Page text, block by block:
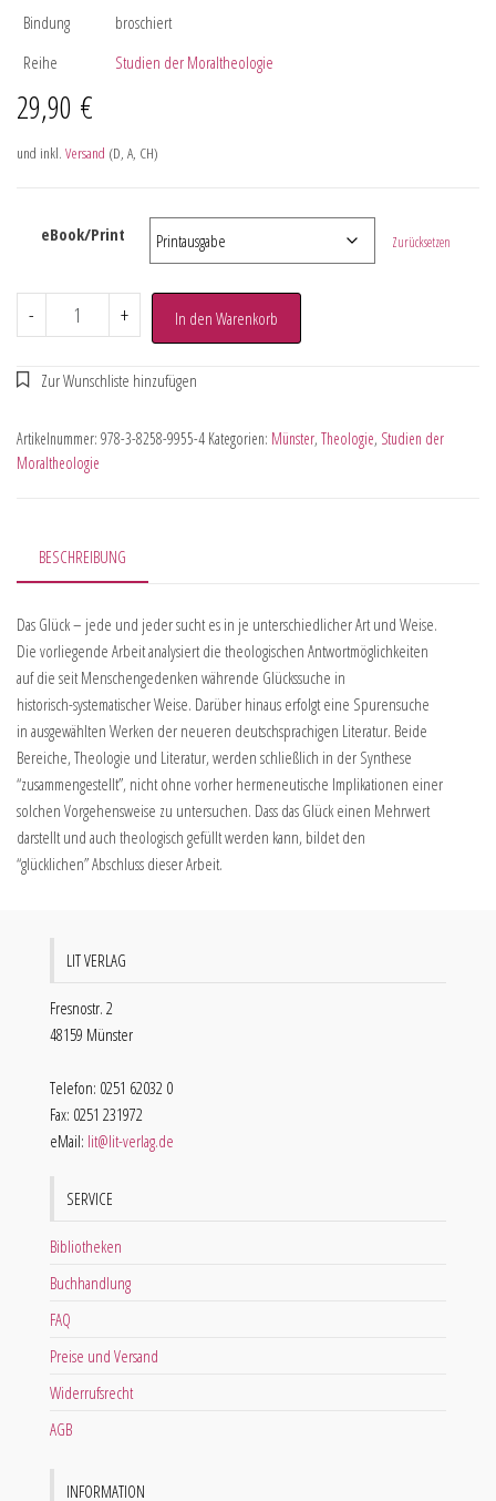
Bindung
broschiert
Reihe
Studien der Moraltheologie
29,90 €
und inkl. Versand (D, A, CH)
eBook/Print Zurücksetzen
- + In den Warenkorb
Artikelnummer: 978-3-8258-9955-4 Kategorien: Münster, Theologie, Studien der
Moraltheologie
BESCHREIBUNG
Das Glück – jede und jeder sucht es in je unterschiedlicher Art und Weise.
Die vorliegende Arbeit analysiert die theologischen Antwortmöglichkeiten
auf die seit Menschengedenken währende Glückssuche in
historisch-systematischer Weise. Darüber hinaus erfolgt eine Spurensuche
in ausgewählten Werken der neueren deutschsprachigen Literatur. Beide
Bereiche, Theologie und Literatur, werden schließlich in der Synthese
“zusammengestellt”, nicht ohne vorher hermeneutische Implikationen einer
solchen Vorgehensweise zu untersuchen. Dass das Glück einen Mehrwert
darstellt und auch theologisch gefüllt werden kann, bildet den
“glücklichen” Abschluss dieser Arbeit.
LIT VERLAG
Fresnostr. 2
48159 Münster
Telefon: 0251 62032 0
Fax: 0251 231972
eMail: lit@lit-verlag.de
SERVICE
Bibliotheken
Buchhandlung
FAQ
Preise und Versand
Widerrufsrecht
AGB
INFORMATION